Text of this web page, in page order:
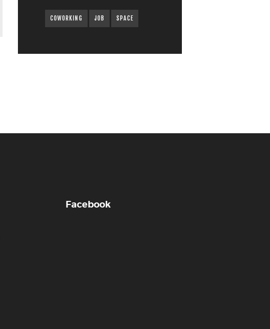
COWORKING JOB SPACE
Facebook